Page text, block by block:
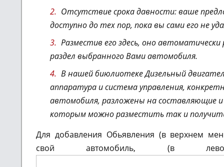
Отсутствие срока давности: ваше
доступно до тех пор, пока вы сами его не
Разместив его здесь, оно
раздел выбранного Вами автомобиля.
В нашей биюлиотеке Дизельный
аппаратура и система управления,
автомобиля, разложены на составляющие
которым можно разместить так и
Для добавления Обьявления (в верхнем
свой автомобиль, (в